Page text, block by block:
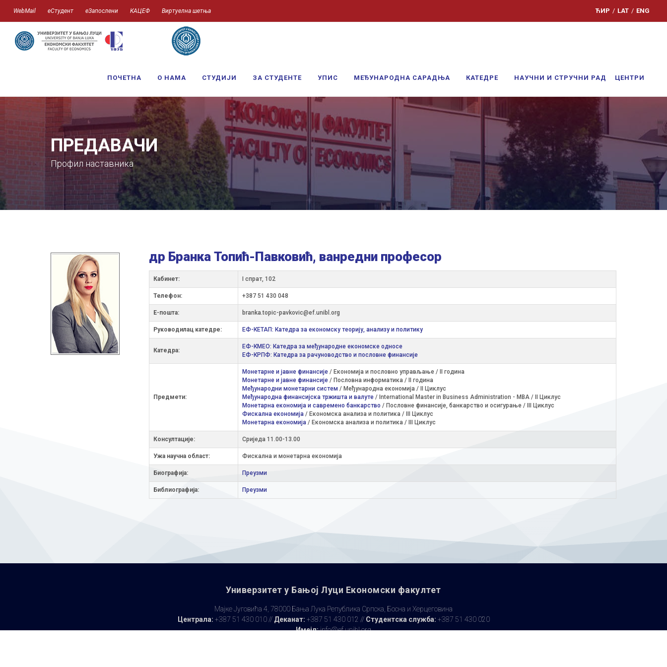
WebMail еСтудент еЗапослени КАЦЕФ Виртуелна шетња ЋИР / LAT / ENG
ПОЧЕТНА О НАМА СТУДИЈИ ЗА СТУДЕНТЕ УПИС МЕЂУНАРОДНА САРАДЊА КАТЕДРЕ НАУЧНИ И СТРУЧНИ РАД ЦЕНТРИ
ПРЕДАВАЧИ
Профил наставника
др Бранка Топић-Павковић, ванредни професор
Кабинет: I спрат, 102
Телефон: +387 51 430 048
Е-пошта: branka.topic-pavkovic@ef.unibl.org
Руководилац катедре: ЕФ-КЕТАП: Катедра за економску теорију, анализу и политику
Катедра:
ЕФ-КМЕО: Катедра за међународне економске односе
ЕФ-КРПФ: Катедра за рачуноводство и пословне финансије
Предмети:
Монетарне и јавне финансије / Економија и пословно управљање / II година
Монетарне и јавне финансије / Пословна информатика / II година
Међународни монетарни систем / Међународна економија / II Циклус
Међународна финансијска тржишта и валуте / International Master in Business Administration - MBA / II Циклус
Монетарна економија и савремено банкарство / Пословне финансије, банкарство и осигурање / III Циклус
Фискална економија / Економска анализа и политика / III Циклус
Монетарна економија / Економска анализа и политика / III Циклус
Консултације: Сриједа 11.00-13.00
Ужа научна облaст: Фискална и монетарна економија
Биографија: Преузми
Библиографија: Преузми
Универзитет у Бањoj Луци Економски факултет
Мајке Југовића 4, 78000 Бања Лука Република Српска, Босна и Херцеговина
Централа: +387 51 430 010 // Деканат: +387 51 430 012 // Студентска служба: +387 51 430 020
Имејл:info@ef.unibl.org